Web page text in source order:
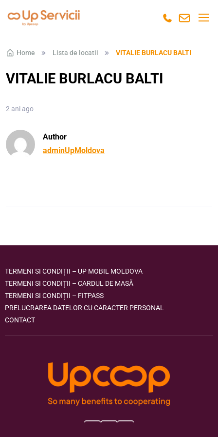
Skip to navigation
Skip to content
Home Lista de locatii VITALIE BURLACU BALTI
VITALIE BURLACU BALTI
2 ani ago
Author
adminUpMoldova
TERMENI SI CONDIȚII – UP MOBIL MOLDOVA
TERMENI SI CONDIȚII – CARDUL DE MASĂ
TERMENI SI CONDIȚII – FITPASS
PRELUCRAREA DATELOR CU CARACTER PERSONAL
CONTACT